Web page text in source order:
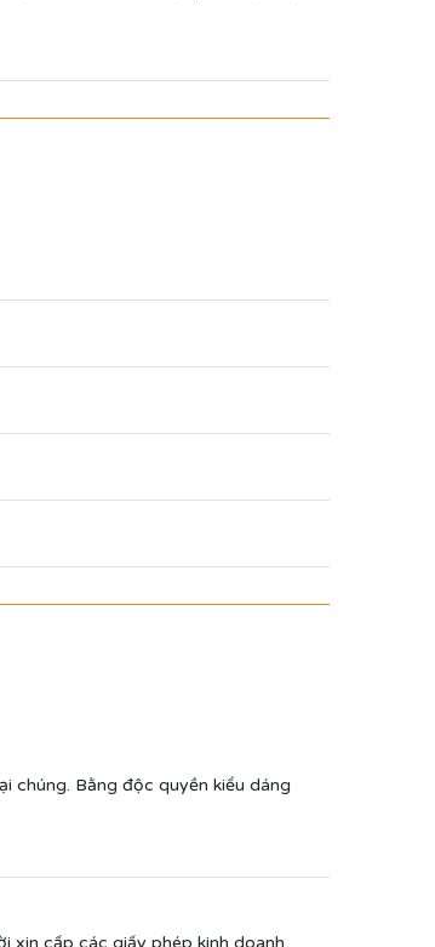
chúng. Bằng độc quyền kiểu dáng
xin cấp các giấy phép kinh doanh